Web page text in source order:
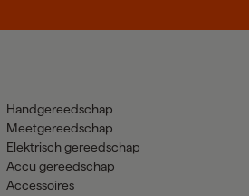
Handgereedschap
Meetgereedschap
Elektrisch gereedschap
Accu gereedschap
Accessoires